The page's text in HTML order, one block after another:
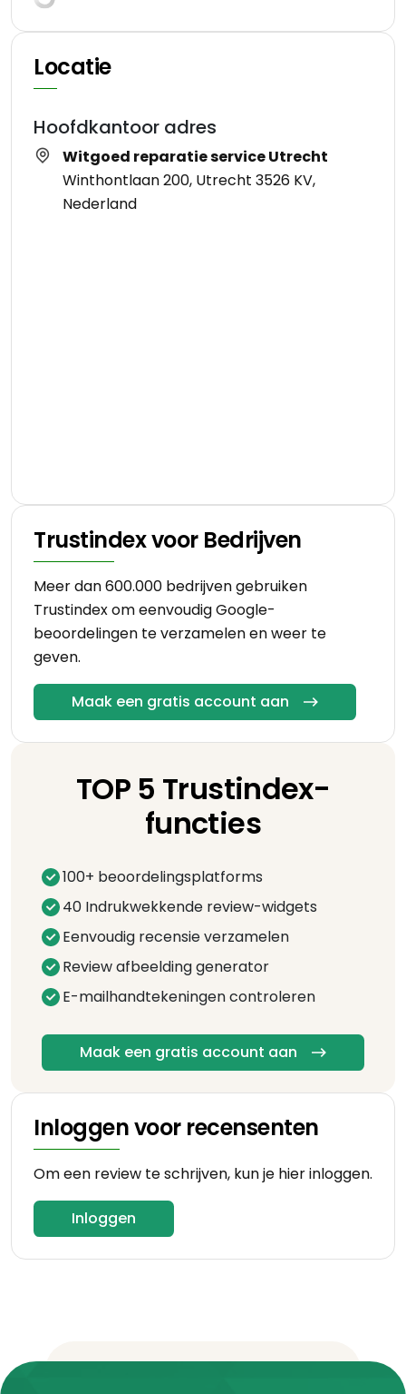
Locatie
Hoofdkantoor adres
Witgoed reparatie service Utrecht
Winthontlaan 200, Utrecht 3526 KV,
Nederland
Trustindex voor Bedrijven
Meer dan 600.000 bedrijven gebruiken
Trustindex om eenvoudig Google-
beoordelingen te verzamelen en weer te
geven.
Maak een gratis account aan
TOP 5 Trustindex-
functies
100+ beoordelingsplatforms
40 Indrukwekkende review-widgets
Eenvoudig recensie verzamelen
Review afbeelding generator
E-mailhandtekeningen controleren
Maak een gratis account aan
Inloggen voor recensenten
Om een review te schrijven, kun je hier inloggen.
Inloggen